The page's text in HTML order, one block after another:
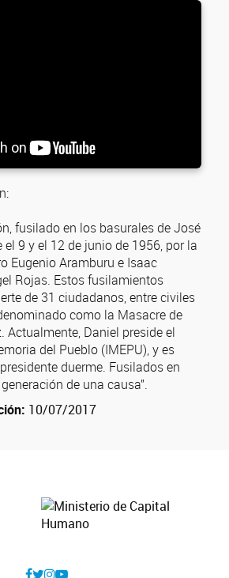
fusilado en los basurales de José
el 9 y el 12 de junio de 1956, por la
Eugenio Aramburu e Isaac
Rojas. Estos fusilamientos
de 31 ciudadanos, entre civiles
como la Masacre de
Actualmente, Daniel preside el
del Pueblo (IMEPU), y es
duerme. Fusilados en
de una causa”.
10/07/2017